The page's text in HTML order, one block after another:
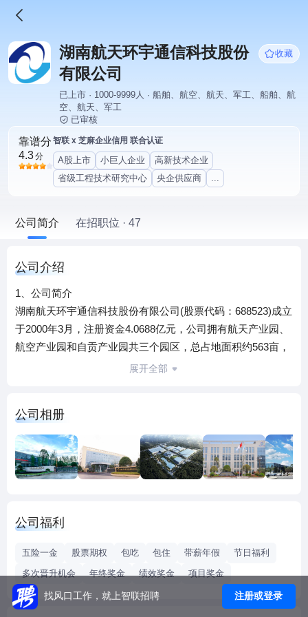
湖南航天环宇通信科技股份
有限公司
收藏
已上市 · 1000-9999人 · 船舶、航空、航天、军工、船舶、航
空、航天、军工
已审核
靠谱分
4.3分
智联 x 芝麻企业信用 联合认证
A股上市 小巨人企业
高新技术企业
省级工程技术研究中心
央企供应商 ...
公司简介 在招职位 · 47
公司介绍
1、公司简介
湖南航天环宇通信科技股份有限公司(股票代码：688523)成立
于2000年3月，注册资金4.0688亿元，公司拥有航天产业园、
航空产业园和自贡产业园共三个园区，总占地面积约563亩，
总资产约24亿元，现有员工900余人，其中技术团队360余
航空航天领域科研院所、总体单位、主机厂等。
经过二十多年的发展，公司建立了较为全面的科研生产能力
和国内领先的产业化条件，特别是在航空航天复材零部件研
制、卫星通信及航天测运控"天伺馈"分系统研发、紧缩场天线
技术能力、产业化优势和综合竞争力。
关任务的星载有效载荷、空间机构结构等零部件。
航空航天工艺装备：C909、C919、C929、无人机等各型飞
展开全部
公司相册
公司福利
五险一金 股票期权 包吃 包住 带薪年假
节日福利
多次晋升机会
年终奖金 绩效奖金 项目奖金
找风口工作，就上智联招聘 注册或登录